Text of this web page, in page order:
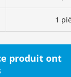
1
produit ont